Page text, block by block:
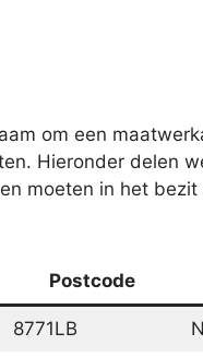
om een
Hieronder delen
moeten in het bezit
Postcode
8771LB